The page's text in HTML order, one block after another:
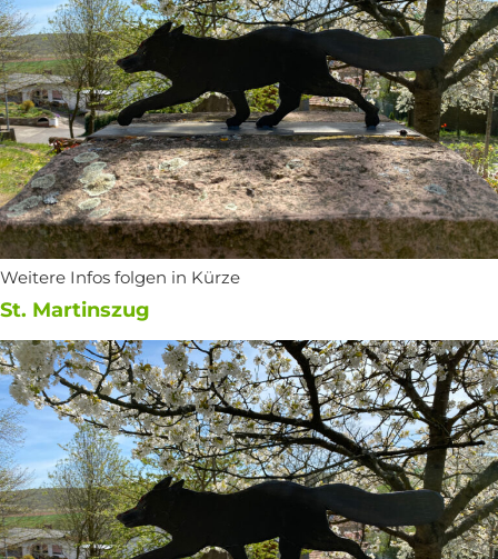
Weitere Infos folgen in Kürze
St. Martinszug